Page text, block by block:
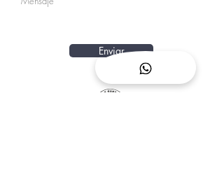
Enviar